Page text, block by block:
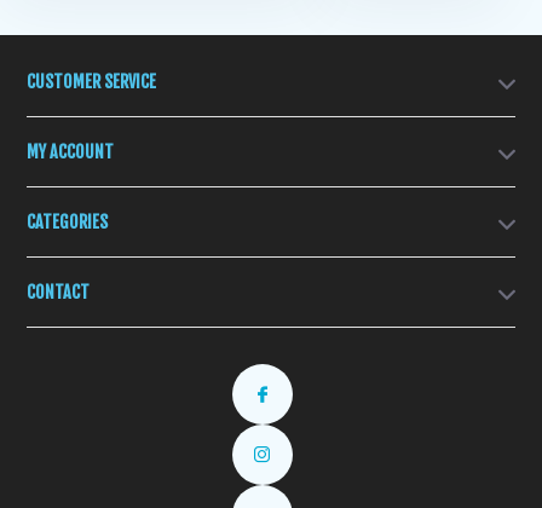
CUSTOMER SERVICE
MY ACCOUNT
CATEGORIES
CONTACT